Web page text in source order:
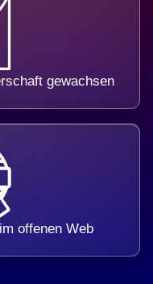
gewachsen
offenen Web